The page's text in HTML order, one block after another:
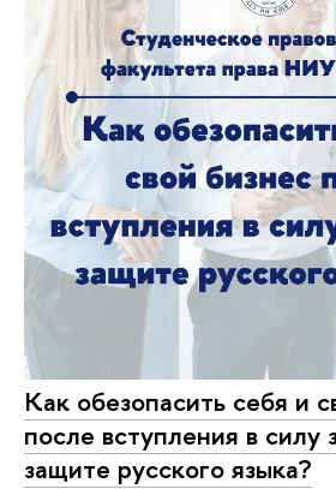
Как обезопасить себя и
после вступления в силу
защите русского языка?